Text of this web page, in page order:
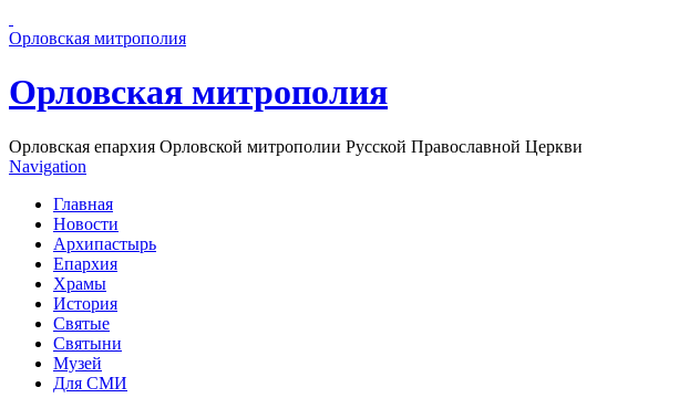
Орловская митрополия
Орловская митрополия
Орловская епархия Орловской митрополии Русской Православной Церкви
Navigation
Главная
Новости
Архипастырь
Епархия
Храмы
История
Святые
Святыни
Музей
Для СМИ